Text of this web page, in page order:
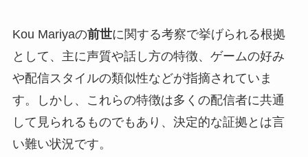
Kou Mariyaの前世に関する考察で挙げられる根拠
として、主に声質や話し方の特徴、ゲームの好み
や配信スタイルの類似性などが指摘されていま
す。しかし、これらの特徴は多くの配信者に共通
して見られるものでもあり、決定的な証拠とは言
い難い状況です。